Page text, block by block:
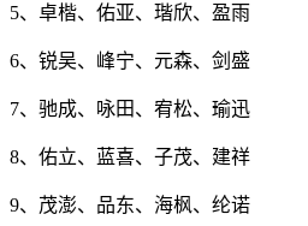
5、卓楷、佑亚、瑎欣、盈雨
6、锐吴、峰宁、元森、剑盛
7、驰成、咏田、宥松、瑜迅
8、佑立、蓝喜、子茂、建祥
9、茂澎、品东、海枫、纶诺